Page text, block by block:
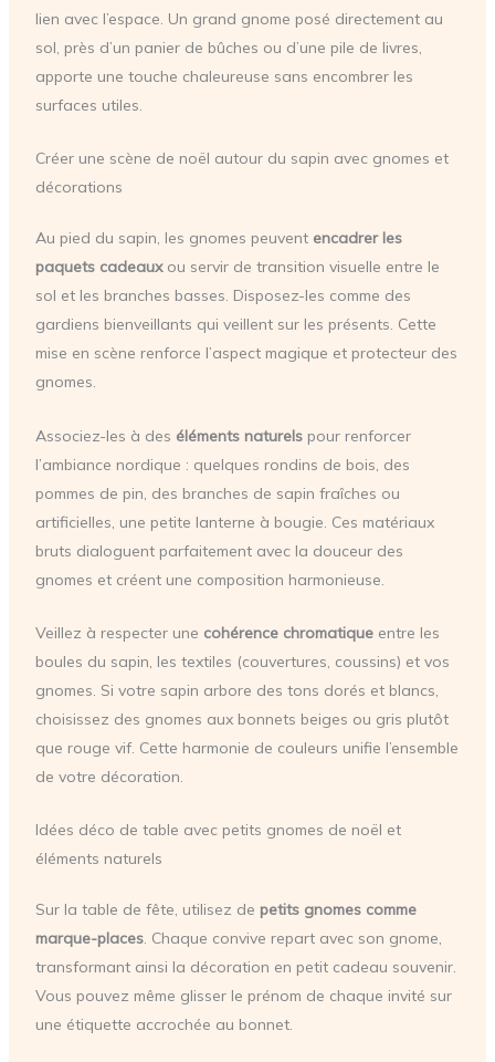
lien avec l’espace. Un grand gnome posé directement au
sol, près d’un panier de bûches ou d’une pile de livres,
apporte une touche chaleureuse sans encombrer les
surfaces utiles.
Créer une scène de noël autour du sapin avec gnomes et
décorations
Au pied du sapin, les gnomes peuvent encadrer les
paquets cadeauxou servir de transition visuelle entre le
sol et les branches basses. Disposez-les comme des
gardiens bienveillants qui veillent sur les présents. Cette
mise en scène renforce l’aspect magique et protecteur des
gnomes.
Associez-les à des éléments naturelspour renforcer
l’ambiance nordique : quelques rondins de bois, des
pommes de pin, des branches de sapin fraîches ou
artificielles, une petite lanterne à bougie. Ces matériaux
bruts dialoguent parfaitement avec la douceur des
gnomes et créent une composition harmonieuse.
Veillez à respecter une cohérence chromatiqueentre les
boules du sapin, les textiles (couvertures, coussins) et vos
gnomes. Si votre sapin arbore des tons dorés et blancs,
choisissez des gnomes aux bonnets beiges ou gris plutôt
que rouge vif. Cette harmonie de couleurs unifie l’ensemble
de votre décoration.
Idées déco de table avec petits gnomes de noël et
éléments naturels
Sur la table de fête, utilisez de petits gnomes comme
marque-places. Chaque convive repart avec son gnome,
transformant ainsi la décoration en petit cadeau souvenir.
Vous pouvez même glisser le prénom de chaque invité sur
une étiquette accrochée au bonnet.